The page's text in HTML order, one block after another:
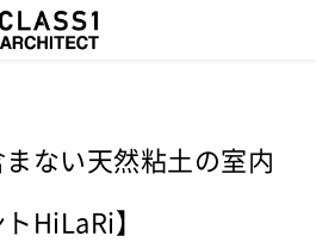
ない天然粘土の室内
HiLaRi】